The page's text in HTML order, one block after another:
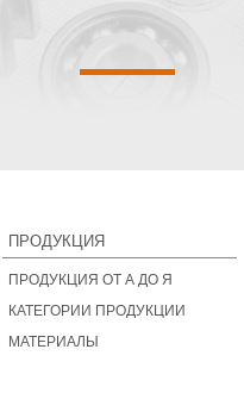
ПРОДУКЦИЯ
ПРОДУКЦИЯ ОТ А ДО Я
КАТЕГОРИИ ПРОДУКЦИИ
МАТЕРИАЛЫ